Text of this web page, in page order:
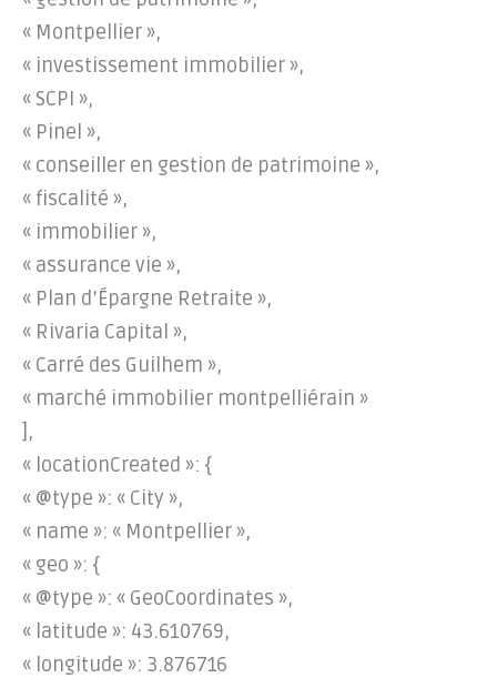
« Montpellier »,
« investissement immobilier »,
« SCPI »,
« Pinel »,
« conseiller en gestion de patrimoine »,
« fiscalité »,
« immobilier »,
« assurance vie »,
« Plan d’Épargne Retraite »,
« Rivaria Capital »,
« Carré des Guilhem »,
« marché immobilier montpelliérain »
],
« locationCreated »: {
« @type »: « City »,
« name »: « Montpellier »,
« geo »: {
« @type »: « GeoCoordinates »,
« latitude »: 43.610769,
« longitude »: 3.876716